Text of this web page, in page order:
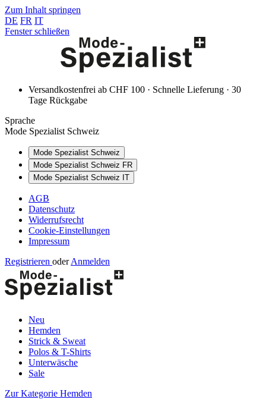
Zum Inhalt springen
DE FR IT
Fenster schließen
Versandkostenfrei ab CHF 100 · Schnelle Lieferung · 30
Tage Rückgabe
Sprache
Mode Spezialist Schweiz
Mode Spezialist Schweiz
Mode Spezialist Schweiz FR
Mode Spezialist Schweiz IT
AGB
Datenschutz
Widerrufsrecht
Cookie-Einstellungen
Impressum
Registrieren oder Anmelden
Neu
Hemden
Strick & Sweat
Polos & T-Shirts
Unterwäsche
Sale
Zur Kategorie Hemden